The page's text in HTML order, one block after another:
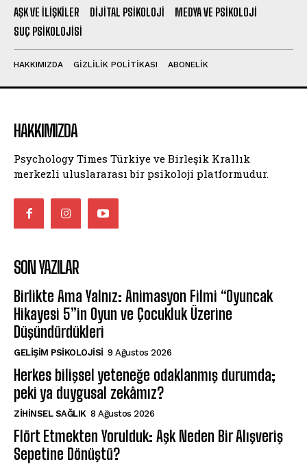
AŞK VE İLIŞKILER
DIJITAL PSIKOLOJI
MEDYA VE PSIKOLOJI
SUÇ PSIKOLOJISI
HAKKIMIZDA GIZLILIK POLITIKASI ABONELIK
HAKKIMIZDA
Psychology Times Türkiye ve Birleşik Krallık
merkezli uluslararası bir psikoloji platformudur.
SON YAZILAR
Birlikte Ama Yalnız: Animasyon Filmi “Oyuncak
Hikayesi 5”in Oyun ve Çocukluk Üzerine
Düşündürdükleri
GELIŞIM PSIKOLOJISI 9 Ağustos 2026
Herkes bilişsel yeteneğe odaklanmış durumda;
peki ya duygusal zekâmız?
ZIHINSEL SAĞLIK 8 Ağustos 2026
Flört Etmekten Yorulduk: Aşk Neden Bir Alışveriş
Sepetine Dönüştü?